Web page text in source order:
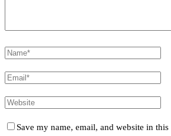
Save my name, email, and website in